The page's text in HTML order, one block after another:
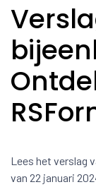
Lees het verslag
van 22 januari